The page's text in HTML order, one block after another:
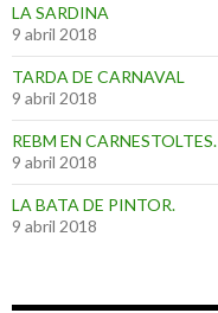
LA SARDINA
9 abril 2018
TARDA DE CARNAVAL
9 abril 2018
REBM EN CARNESTOLTES.
9 abril 2018
LA BATA DE PINTOR.
9 abril 2018